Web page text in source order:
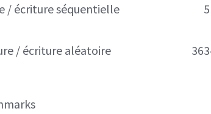
/ écriture séquentielle
/ écriture aléatoire